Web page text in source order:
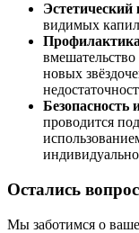
видимых
новых
Безопасность
проводится
Остались
Мы заботимся о